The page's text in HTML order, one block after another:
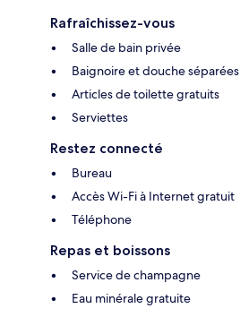
Rafraîchissez-vous
Salle de bain privée
Baignoire et douche séparées
Articles de toilette gratuits
Serviettes
Restez connecté
Bureau
Accès Wi-Fi à Internet gratuit
Téléphone
Repas et boissons
Service de champagne
Eau minérale gratuite